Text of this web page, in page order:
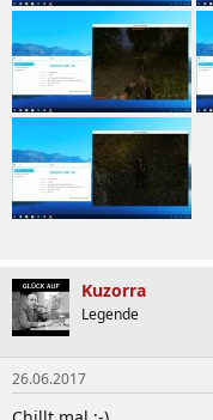
Kuzorra
Legende
26.06.2017